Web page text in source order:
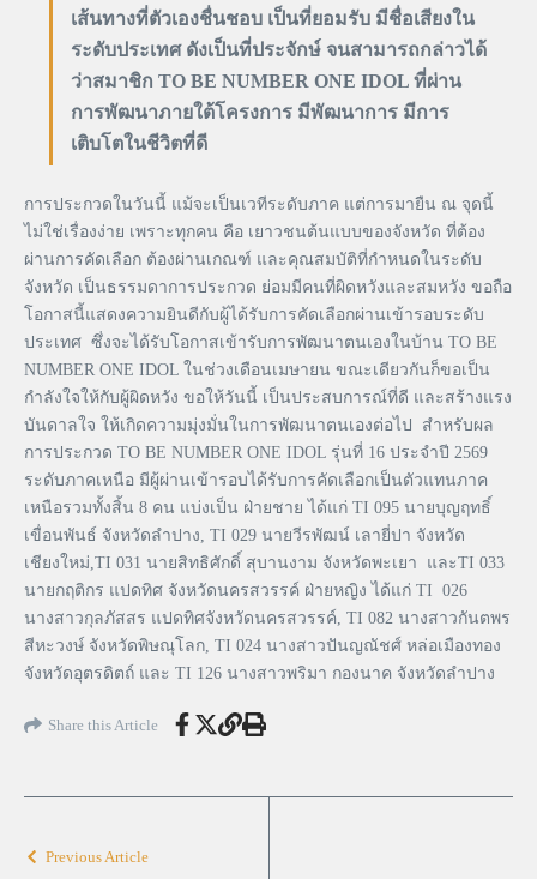
เส้นทางที่ตัวเองชื่นชอบ เป็นที่ยอมรับ มีชื่อเสียงใน
ระดับประเทศ ดังเป็นที่ประจักษ์ จนสามารถกล่าวได้
ว่าสมาชิก TO BE NUMBER ONE IDOL ที่ผ่าน
การพัฒนาภายใต้โครงการ มีพัฒนาการ มีการ
เติบโตในชีวิตที่ดี
การประกวดในวันนี้ แม้จะเป็นเวทีระดับภาค แต่การมายืน ณ จุดนี้
ไม่ใช่เรื่องง่าย เพราะทุกคน คือ เยาวชนต้นแบบของจังหวัด ที่ต้อง
ผ่านการคัดเลือก ต้องผ่านเกณฑ์ และคุณสมบัติที่กำหนดในระดับ
จังหวัด เป็นธรรมดาการประกวด ย่อมมีคนที่ผิดหวังและสมหวัง ขอถือ
โอกาสนี้แสดงความยินดีกับผู้ได้รับการคัดเลือกผ่านเข้ารอบระดับ
ประเทศ ซึ่งจะได้รับโอกาสเข้ารับการพัฒนาตนเองในบ้าน TO BE
NUMBER ONE IDOL ในช่วงเดือนเมษายน ขณะเดียวกันก็ขอเป็น
กำลังใจให้กับผู้ผิดหวัง ขอให้วันนี้ เป็นประสบการณ์ที่ดี และสร้างแรง
บันดาลใจ ให้เกิดความมุ่งมั่นในการพัฒนาตนเองต่อไป สำหรับผล
การประกวด TO BE NUMBER ONE IDOL รุ่นที่ 16 ประจำปี 2569
ระดับภาคเหนือ มีผู้ผ่านเข้ารอบได้รับการคัดเลือกเป็นตัวแทนภาค
เหนือรวมทั้งสิ้น 8 คน แบ่งเป็น ฝ่ายชาย ได้แก่ TI 095 นายบุญฤทธิ์
เขื่อนพันธ์ จังหวัดลำปาง, TI 029 นายวีรพัฒน์ เลายี่ปา จังหวัด
เชียงใหม่,TI 031 นายสิทธิศักดิ์ สุบานงาม จังหวัดพะเยา และTI 033
นายกฤติกร แปดทิศ จังหวัดนครสวรรค์ ฝ่ายหญิง ได้แก่ TI 026
นางสาวกุลภัสสร แปดทิศจังหวัดนครสวรรค์, TI 082 นางสาวกันตพร
สีหะวงษ์ จังหวัดพิษณุโลก, TI 024 นางสาวปันญณัชศ์ หล่อเมืองทอง
จังหวัดอุตรดิตถ์ และ TI 126 นางสาวพริมา กองนาค จังหวัดลำปาง
Share this Article
Previous Article